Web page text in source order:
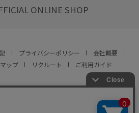
ONLINE SHOP
プライバシーポリシー
会社概要
ップ リクルート ご利用ガイド